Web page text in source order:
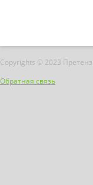
Copyrights © 2023
Обратная связь